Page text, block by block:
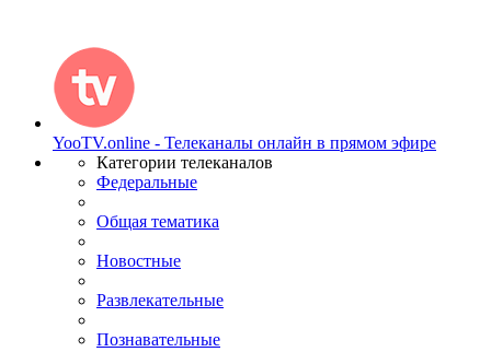
YooTV.online - Телеканалы онлайн в прямом эфире
Категории телеканалов
Федеральные
Общая тематика
Новостные
Развлекательные
Познавательные